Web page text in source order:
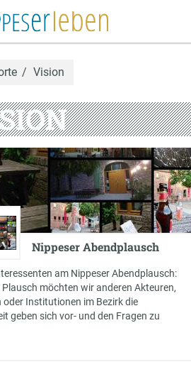
Vision
Nippeser Abendplausch
am Nippeser Abendplausch:
Plausch möchten wir anderen Akteuren,
oder Institutionen im Bezirk die
geben sich vor- und den Fragen zu